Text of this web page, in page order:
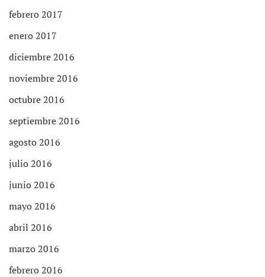
febrero 2017
enero 2017
diciembre 2016
noviembre 2016
octubre 2016
septiembre 2016
agosto 2016
julio 2016
junio 2016
mayo 2016
abril 2016
marzo 2016
febrero 2016